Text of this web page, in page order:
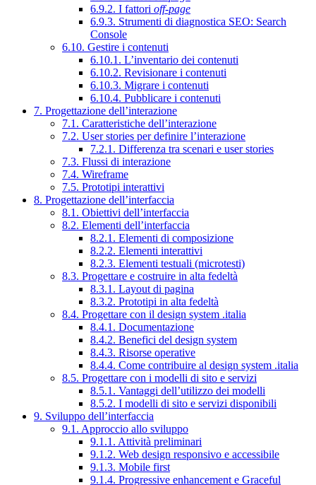
6.9.2. I fattori off-page
6.9.3. Strumenti di diagnostica SEO: Search
Console
6.10. Gestire i contenuti
6.10.1. L’inventario dei contenuti
6.10.2. Revisionare i contenuti
6.10.3. Migrare i contenuti
6.10.4. Pubblicare i contenuti
7. Progettazione dell’interazione
7.1. Caratteristiche dell’interazione
7.2. User stories per definire l’interazione
7.2.1. Differenza tra scenari e user stories
7.3. Flussi di interazione
7.4. Wireframe
7.5. Prototipi interattivi
8. Progettazione dell’interfaccia
8.1. Obiettivi dell’interfaccia
8.2. Elementi dell’interfaccia
8.2.1. Elementi di composizione
8.2.2. Elementi interattivi
8.2.3. Elementi testuali (microtesti)
8.3. Progettare e costruire in alta fedeltà
8.3.1. Layout di pagina
8.3.2. Prototipi in alta fedeltà
8.4. Progettare con il design system .italia
8.4.1. Documentazione
8.4.2. Benefici del design system
8.4.3. Risorse operative
8.4.4. Come contribuire al design system .italia
8.5. Progettare con i modelli di sito e servizi
8.5.1. Vantaggi dell’utilizzo dei modelli
8.5.2. I modelli di sito e servizi disponibili
9. Sviluppo dell’interfaccia
9.1. Approccio allo sviluppo
9.1.1. Attività preliminari
9.1.2. Web design responsivo e accessibile
9.1.3. Mobile first
9.1.4. Progressive enhancement e Graceful